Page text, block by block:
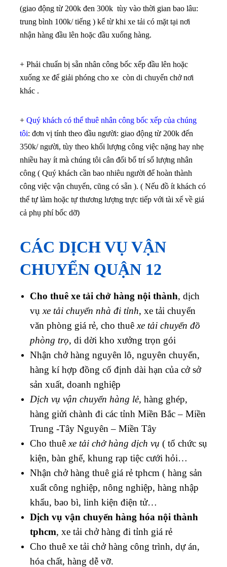
(giao động từ 200k đen 300k tùy vào thời gian bao lâu:
trung bình 100k/ tiếng ) kể từ khi xe tải có mặt tại nơi
nhận hàng đầu lên hoặc đầu xuống hàng.
+ Phải chuẩn bị sẵn nhân công bốc xếp đầu lên hoặc
xuống xe để giải phóng cho xe còn di chuyển chở nơi
khác .
+ Quý khách có thể thuê nhân công bốc xếp của chúng
tôi: đơn vị tính theo đầu người: giao động từ 200k đến
350k/ người, tùy theo khối lượng công việc nặng hay nhẹ
nhiều hay ít mà chúng tôi cân đối bố trí số lượng nhân
công ( Quý khách cần bao nhiêu người để hoàn thành
công việc vận chuyển, cũng có sẵn ). ( Nếu đồ ít khách có
thể tự làm hoặc tự thương lượng trực tiếp với tài xế về giá
cả phụ phí bốc dỡ)
CÁC DỊCH VỤ VẬN
CHUYỂN QUẬN 12
Cho thuê xe tải chở hàng nội thành, dịch
vụ xe tải chuyển nhà đi tỉnh, xe tải chuyển
văn phòng giá rẻ, cho thuê xe tải chuyển đồ
phòng trọ, di dời kho xưởng trọn gói
Nhận chở hàng nguyên lô, nguyên chuyến,
hàng kí hợp đồng cố định dài hạn của cở sở
sản xuất, doanh nghiệp
Dịch vụ vận chuyển hàng lẻ, hàng ghép,
hàng giửi chành đi các tỉnh Miền Bắc – Miền
Trung -Tây Nguyên – Miền Tây
Cho thuê xe tải chở hàng dịch vụ ( tổ chức sụ
kiện, bàn ghế, khung rạp tiệc cưới hỏi…
Nhận chở hàng thuê giá rẻ tphcm ( hàng sản
xuất công nghiệp, nông nghiệp, hàng nhập
khẩu, bao bì, linh kiện điện tử…
Dịch vụ vận chuyển hàng hóa nội thành
tphcm, xe tải chở hàng đi tỉnh giá rẻ
Cho thuê xe tải chở hàng công trình, dự án,
hóa chất, hàng dễ vỡ.